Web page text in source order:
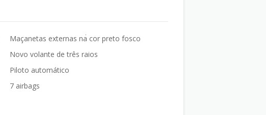
Maçanetas externas na cor preto fosco
Novo volante de três raios
Piloto automático
7 airbags